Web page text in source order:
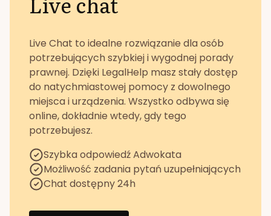
Live Chat to idealne rozwiązanie dla osób
potrzebujących szybkiej i wygodnej porady
prawnej. Dzięki LegalHelp masz stały dostęp
do natychmiastowej pomocy z dowolnego
miejsca i urządzenia. Wszystko odbywa się
online, dokładnie wtedy, gdy tego
potrzebujesz.
Szybka odpowiedź Adwokata
Możliwość zadania pytań uzupełniających
Chat dostępny 24h